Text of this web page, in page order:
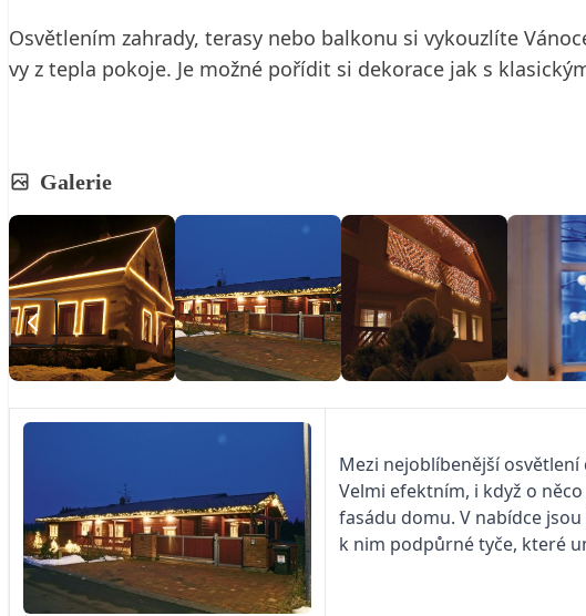
Osvětlením zahrady, terasy nebo balkonu si vykouzlíte
vy z tepla pokoje. Je možné pořídit si dekorace jak s
Galerie
Mezi nejoblíbenější
Velmi efektním, i když o
fasádu domu. V nabídce
k nim podpůrné tyče, které